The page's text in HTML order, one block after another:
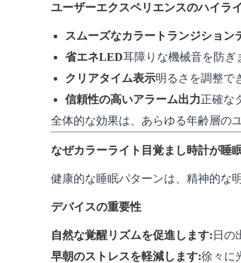
ユーザーエクスペリエンスのハイラ
スムーズなカラートランジション
省エネLED耳障りな機械音を防ぎ
クリアタイム表示明るさを調整で
信頼性の高いアラーム出力正確な
全体的な効果は、あらゆる年齢層の
なぜカラーライト目覚まし時計が睡
健康的な睡眠パターンは、精神的な
デバイスの重要性
自然な覚醒リズムを促進します: 日の
早朝のストレスを軽減します:徐々に